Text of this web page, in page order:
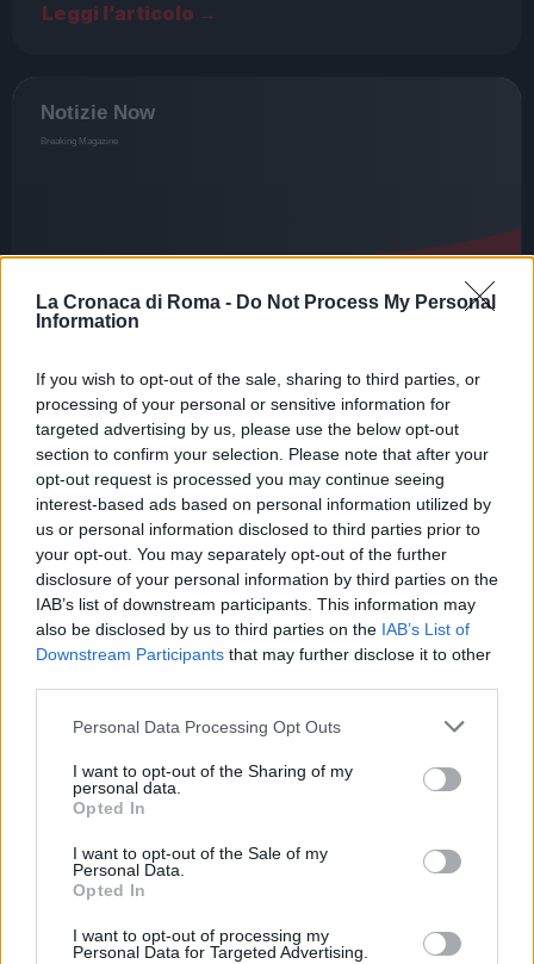
La Cronaca di Roma - Do Not Process My Personal
Information
If you wish to opt-out of the sale, sharing to third parties, or
processing of your personal or sensitive information for
targeted advertising by us, please use the below opt-out
section to confirm your selection. Please note that after your
opt-out request is processed you may continue seeing
interest-based ads based on personal information utilized by
us or personal information disclosed to third parties prior to
your opt-out. You may separately opt-out of the further
disclosure of your personal information by third parties on the
IAB’s list of downstream participants. This information may
also be disclosed by us to third parties on the IAB’s List of
Downstream Participants that may further disclose it to other
Please note that this website/app uses one or more Google
not limited to your visit or usage behaviour. You may click to
grant or deny consent to Google and its third-party tags to
use your data for below specified purposes in below Google
consent section.
Personal Data Processing Opt Outs
I want to opt-out of the Sharing of my
personal data.
Opted In
I want to opt-out of the Sale of my
Personal Data.
Opted In
I want to opt-out of processing my
Personal Data for Targeted Advertising.
Leggi l’articolo →
CRONACA
A casa con la fidanzatina e…la
droga: pregiudicato in manette
Villani
A casa con la fidanzatina e…la droga:
pregiudicato in manette. A casa con la fidanzatina
e…la droga. Protagonista della vicenda un
22enne originario di Foggia ma residente a…
Leggi l’articolo →